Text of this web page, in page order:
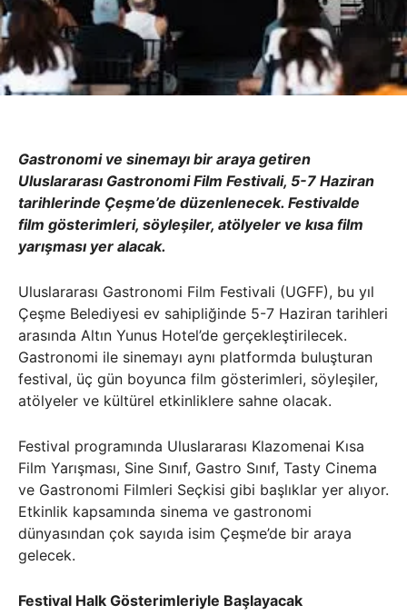
Gastronomi ve sinemayı bir araya getiren
Uluslararası Gastronomi Film Festivali, 5-7 Haziran
tarihlerinde Çeşme’de düzenlenecek. Festivalde
film gösterimleri, söyleşiler, atölyeler ve kısa film
yarışması yer alacak.
Uluslararası Gastronomi Film Festivali (UGFF), bu yıl
Çeşme Belediyesi ev sahipliğinde 5-7 Haziran tarihleri
arasında Altın Yunus Hotel’de gerçekleştirilecek.
Gastronomi ile sinemayı aynı platformda buluşturan
festival, üç gün boyunca film gösterimleri, söyleşiler,
atölyeler ve kültürel etkinliklere sahne olacak.
Festival programında Uluslararası Klazomenai Kısa
Film Yarışması, Sine Sınıf, Gastro Sınıf, Tasty Cinema
ve Gastronomi Filmleri Seçkisi gibi başlıklar yer alıyor.
Etkinlik kapsamında sinema ve gastronomi
dünyasından çok sayıda isim Çeşme’de bir araya
gelecek.
Festival Halk Gösterimleriyle Başlayacak